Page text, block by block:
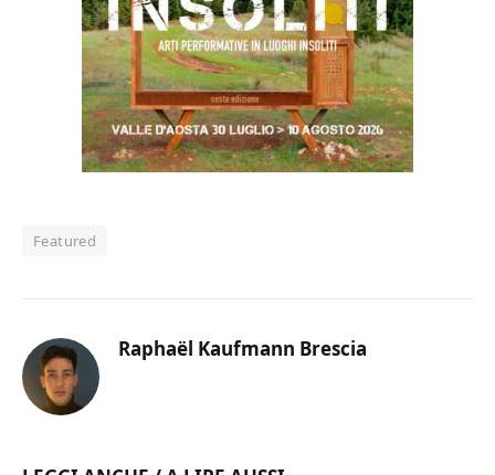
Featured
Raphaël Kaufmann Brescia